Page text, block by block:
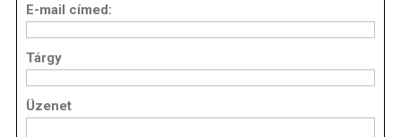
E-mail címed:
Tárgy
Üzenet